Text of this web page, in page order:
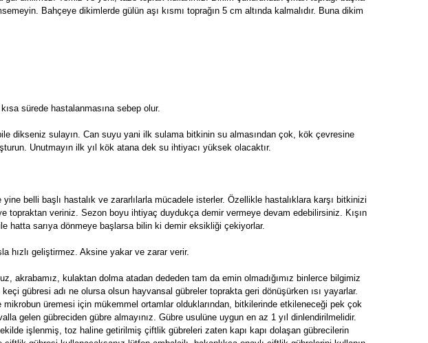
Bahçeye dikimlerde gülün aşı kısmı toprağın 5 cm altında kalmalıdır. Buna dikim
sürede hastalanmasına sebep olur.
dikseniz sulayın. Can suyu yani ilk sulama bitkinin su almasından çok, kök çevresine
Unutmayın ilk yıl kök atana dek su ihtiyacı yüksek olacaktır.
belli başlı hastalık ve zararlılarla mücadele isterler. Özellikle hastalıklara karşı bitkinizi
topraktan veriniz. Sezon boyu ihtiyaç duydukça demir vermeye devam edebilirsiniz. Kışın
hatta sarıya dönmeye başlarsa bilin ki demir eksikliği çekiyorlar.
hızlı geliştirmez. Aksine yakar ve zarar verir.
kulaktan dolma atadan dededen tam da emin olmadığımız binlerce bilgimiz
gübresi adı ne olursa olsun hayvansal gübreler toprakta geri dönüşürken ısı yayarlar.
üremesi için mükemmel ortamlar olduklarından, bitkilerinde etkileneceği pek çok
gelen gübreciden gübre almayınız. Gübre usulüne uygun en az 1 yıl dinlendirilmelidir.
işlenmiş, toz haline getirilmiş çiftlik gübreleri zaten kapı kapı dolaşan gübrecilerin